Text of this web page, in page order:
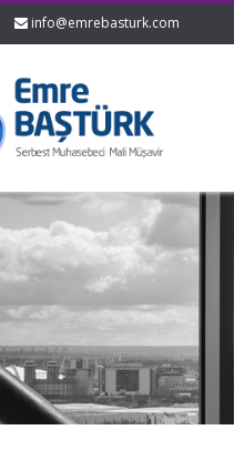
info@emrebasturk.com